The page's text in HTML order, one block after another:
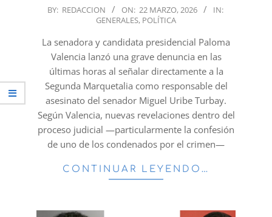
2026-
22
BY: REDACCION ON: 22 MARZO, 2026
IN:
GENERALES, POLÍTICA
La senadora y candidata presidencial Paloma
Valencia lanzó una grave denuncia en las
últimas horas al señalar directamente a la
Segunda Marquetalia como responsable del
asesinato del senador Miguel Uribe Turbay.
Según Valencia, nuevas revelaciones dentro del
proceso judicial —particularmente la confesión
de uno de los condenados por el crimen—
CONTINUAR LEYENDO…